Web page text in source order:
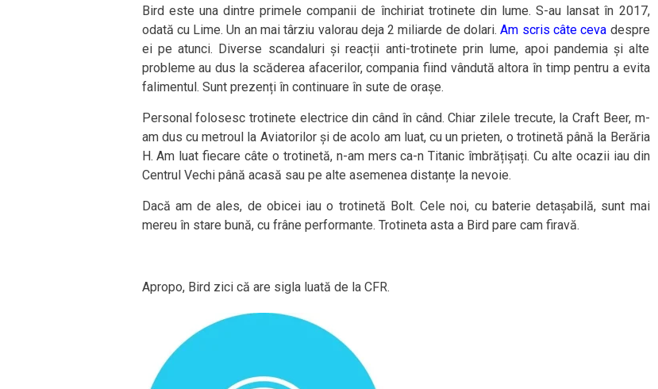
Bird este una dintre primele companii de închiriat trotinete din lume. S-au lansat în 2017,
odată cu Lime. Un an mai târziu valorau deja 2 miliarde de dolari.Am scris câte ceva despre
ei pe atunci. Diverse scandaluri și reacții anti-trotinete prin lume, apoi pandemia și alte
probleme au dus la scăderea afacerilor, compania fiind vândută altora în timp pentru a evita
falimentul. Sunt prezenți în continuare în sute de orașe.
Personal folosesc trotinete electrice din când în când. Chiar zilele trecute, la Craft Beer, m-
am dus cu metroul la Aviatorilor și de acolo am luat, cu un prieten, o trotinetă până la Berăria
H. Am luat fiecare câte o trotinetă, n-am mers ca-n Titanic îmbrățișați. Cu alte ocazii iau din
Centrul Vechi până acasă sau pe alte asemenea distanțe la nevoie.
Dacă am de ales, de obicei iau o trotinetă Bolt. Cele noi, cu baterie detașabilă, sunt mai
mereu în stare bună, cu frâne performante. Trotineta asta a Bird pare cam firavă.
Apropo, Bird zici că are sigla luată de la CFR.